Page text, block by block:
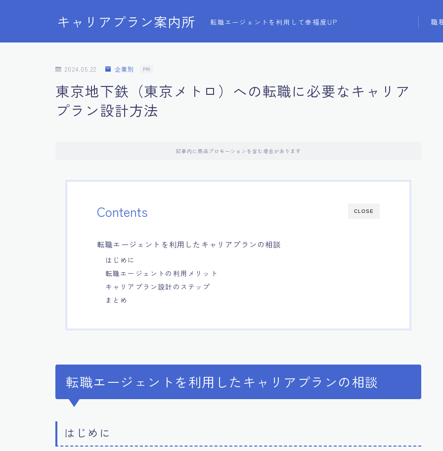
キャリアプラン案内所 転職エージェントを利用して幸福度UP 職
2024.05.22 企業別 PR
東京地下鉄（東京メトロ）への転職に必要なキャリア
プラン設計方法
記事内に商品プロモーションを含む場合があります
CLOSE
Contents
転職エージェントを利用したキャリアプランの相談
はじめに
転職エージェントの利用メリット
キャリアプラン設計のステップ
まとめ
転職エージェントを利用したキャリアプランの相談
はじめに